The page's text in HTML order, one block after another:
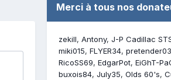
Merci à tous nos
zekill Antony J-P Cadillac
miki015 FLYER34 pretender03
RicoSS69 EdgarPot EiGhT-
buxois84 July35 Olds 60's